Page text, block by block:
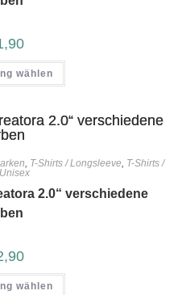
wählen
T-Shirts / Longsleeve T-Shirts /
Unisex
2.0“ verschiedene
wählen